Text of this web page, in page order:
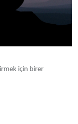
için birer